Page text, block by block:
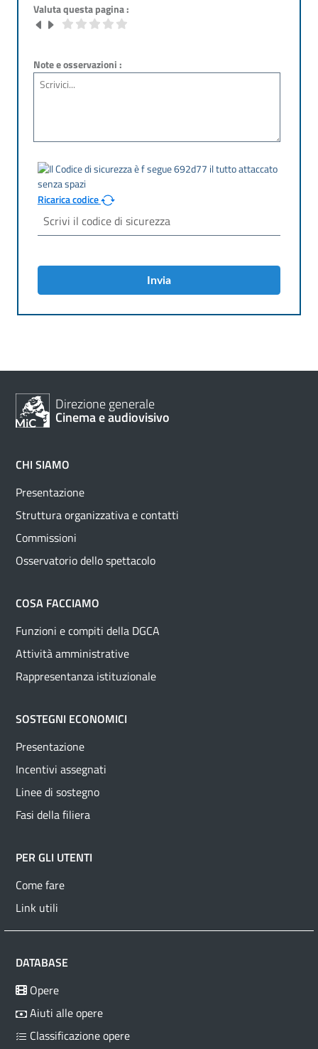
Valuta questa pagina :
Note e osservazioni :
Ricarica codice
Invia
Direzione generale
Cinema e audiovisivo
CHI SIAMO
Presentazione
Struttura organizzativa e contatti
Commissioni
Osservatorio dello spettacolo
COSA FACCIAMO
Funzioni e compiti della DGCA
Attività amministrative
Rappresentanza istituzionale
SOSTEGNI ECONOMICI
Presentazione
Incentivi assegnati
Linee di sostegno
Fasi della filiera
PER GLI UTENTI
Come fare
Link utili
DATABASE
Opere
Aiuti alle opere
Classificazione opere